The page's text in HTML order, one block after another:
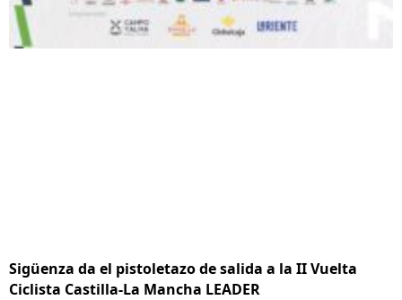
Sigüenza da el pistoletazo de salida a la II Vuelta
Ciclista Castilla-La Mancha LEADER